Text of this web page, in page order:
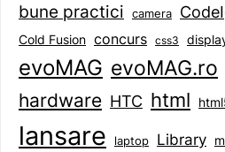
bune practici camera
Cold Fusion concurs css3
evoMAG evoMAG.ro
hardware HTC html
lansare laptop Library